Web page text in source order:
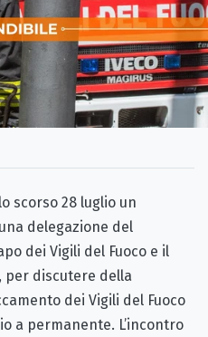
scorso 28 luglio un
delegazione del
dei Vigili del Fuoco e il
per discutere della
dei Vigili del Fuoco
a permanente. L’incontro